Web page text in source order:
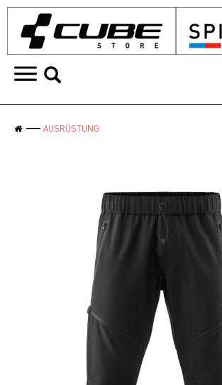
AUSRÜSTUNG